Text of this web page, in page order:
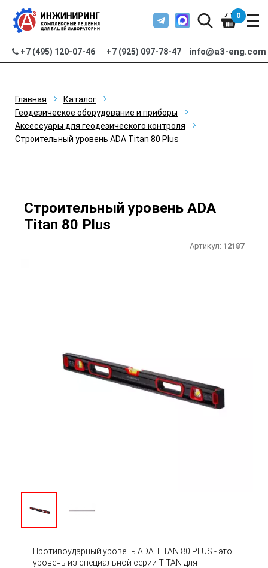
+7 (495) 120-07-46 +7 (925) 097-78-47 info@a3-eng.com
0
Главная
Каталог
Геодезическое оборудование и приборы
Аксессуары для геодезического контроля
Строительный уровень ADA Titan 80 Plus
Строительный уровень ADA
Titan 80 Plus
Артикул: 12187
Противоударный уровень ADA TITAN 80 PLUS - это
уровень из специальной серии TITAN для